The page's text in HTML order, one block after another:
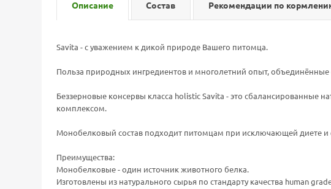
Описание Состав Рекомендации по
Savita - с уважением к дикой природе Вашего питомца.
Польза природных ингредиентов и многолетний опыт,
Беззерновые консервы класса holistic Savita - это
комплексом.
Монобелковый состав подходит питомцам при исключающей диете и
Преимущества:
Монобелковые - один источник животного белка.
Изготовлены из натурального сырья по стандарту качества human